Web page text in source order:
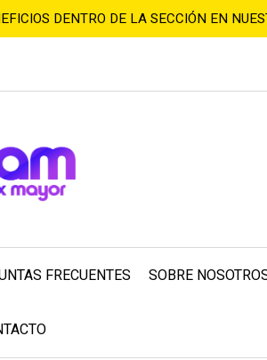
DENTRO DE LA SECCIÓN EN
FRECUENTES SOBRE